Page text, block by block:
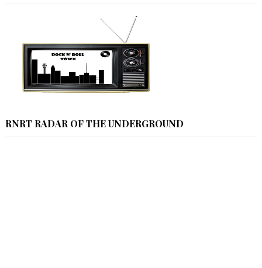
RNRT RADAR OF THE UNDERGROUND